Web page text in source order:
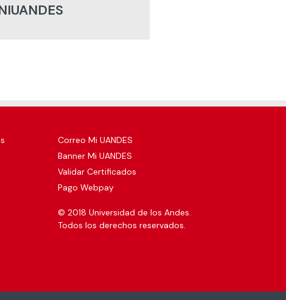
Correo Mi UANDES
Banner Mi UANDES
Validar Certificados
Pago Webpay
© 2018 Universidad de los Andes.
Todos los derechos reservados.